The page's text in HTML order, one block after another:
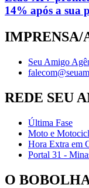
14% após a sua
IMPRENSA/
Seu Amigo
REDE SEU
Última Fase
Moto e
Hora Extra em
Portal 31 -
O